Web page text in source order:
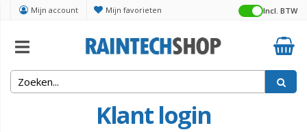
Mijn account Mijn favorieten Incl. BTW
Klant login